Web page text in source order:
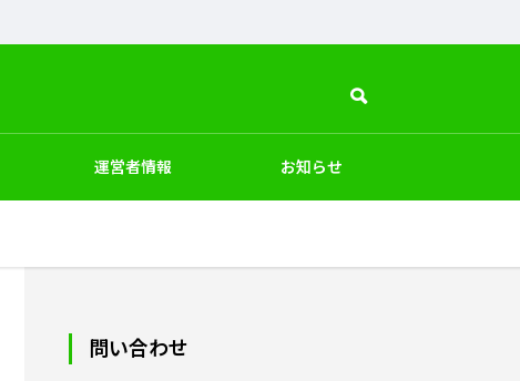
運営者情報 お知らせ
問い合わせ